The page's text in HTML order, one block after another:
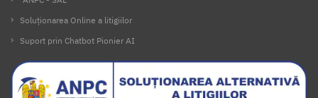
Soluționarea Online a litigiilor
Suport prin Chatbot Pionier AI